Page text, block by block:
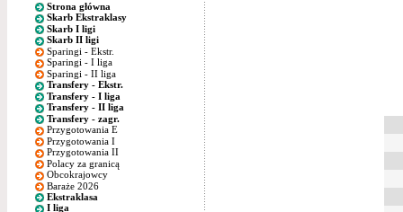
Strona główna
Skarb Ekstraklasy
Skarb I ligi
Skarb II ligi
Sparingi - Ekstr.
Sparingi - I liga
Sparingi - II liga
Transfery - Ekstr.
Transfery - I liga
Transfery - II liga
Transfery - zagr.
Przygotowania E
Przygotowania I
Przygotowania II
Polacy za granicą
Obcokrajowcy
Baraże 2026
Ekstraklasa
I liga